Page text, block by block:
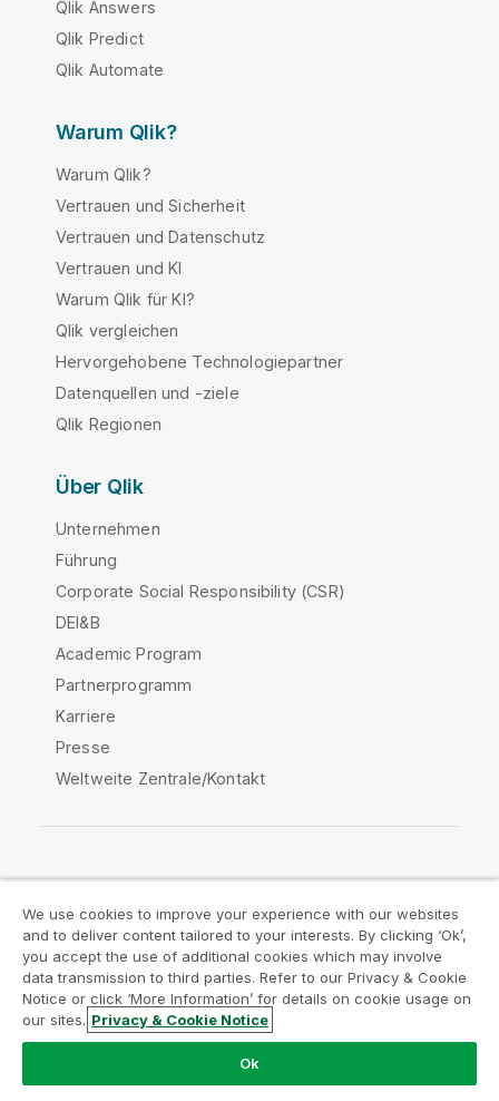
Qlik Answers
Qlik Predict
Qlik Automate
Warum Qlik?
Warum Qlik?
Vertrauen und Sicherheit
Vertrauen und Datenschutz
Vertrauen und KI
Warum Qlik für KI?
Qlik vergleichen
Hervorgehobene Technologiepartner
Datenquellen und -ziele
Qlik Regionen
Über Qlik
Unternehmen
Führung
Corporate Social Responsibility (CSR)
DEI&B
Academic Program
Partnerprogramm
Karriere
Presse
Weltweite Zentrale/Kontakt
Rechtliche Vereinbarungen
Produktbedingungen
Legal Policies
Legal Policies
Benutzungsbedingungen
Marken
Do Not Share My Info
Copyright © 1993-2026 QlikTech International AB. Alle
We use cookies to improve your experience with our websites
and to deliver content tailored to your interests. By clicking ‘Ok’,
you accept the use of additional cookies which may involve
data transmission to third parties. Refer to our Privacy & Cookie
Notice or click ‘More Information’ for details on cookie usage on
our sites. Privacy & Cookie Notice
Ok